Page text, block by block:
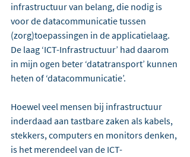
infrastructuur van belang, die nodig is
voor de datacommunicatie tussen
(zorg)toepassingen in de applicatielaag.
De laag ‘ICT-Infrastructuur’ had daarom
in mijn ogen beter ‘datatransport’ kunnen
heten of ‘datacommunicatie’.
Hoewel veel mensen bij infrastructuur
inderdaad aan tastbare zaken als kabels,
stekkers, computers en monitors denken,
is het merendeel van de ICT-